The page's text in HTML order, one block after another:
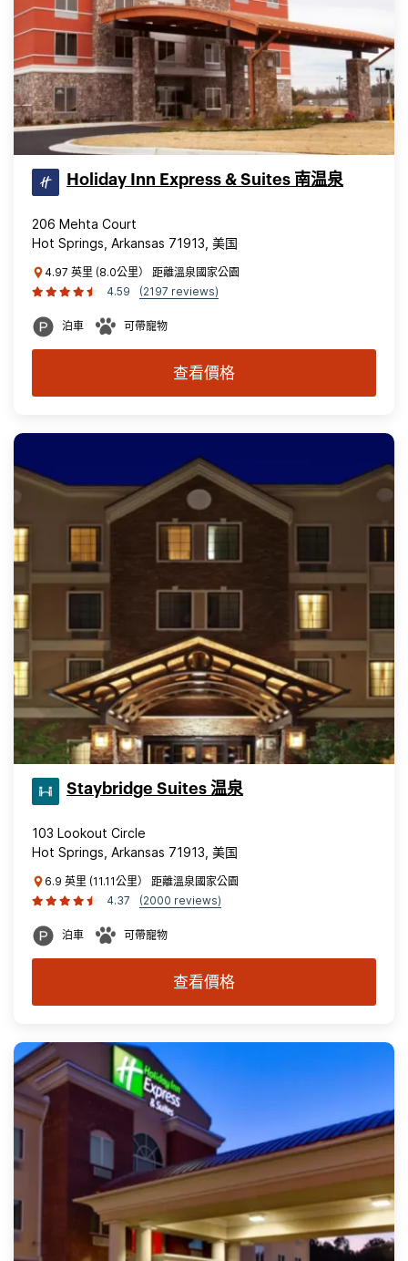
Holiday Inn Express & Suites 南温泉
206 Mehta Court
Hot Springs, Arkansas 71913, 美国
4.97 英里 (8.0公里） 距離溫泉國家公園
4.59
(2197 reviews)
泊車 可帶寵物
查看價格
Staybridge Suites 温泉
103 Lookout Circle
Hot Springs, Arkansas 71913, 美国
6.9 英里 (11.11公里） 距離溫泉國家公園
4.37
(2000 reviews)
泊車 可帶寵物
查看價格